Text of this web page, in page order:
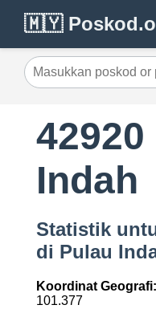
🇲🇾
Indah
Statistik
di Pulau
Koordinat Geografi:
101.377